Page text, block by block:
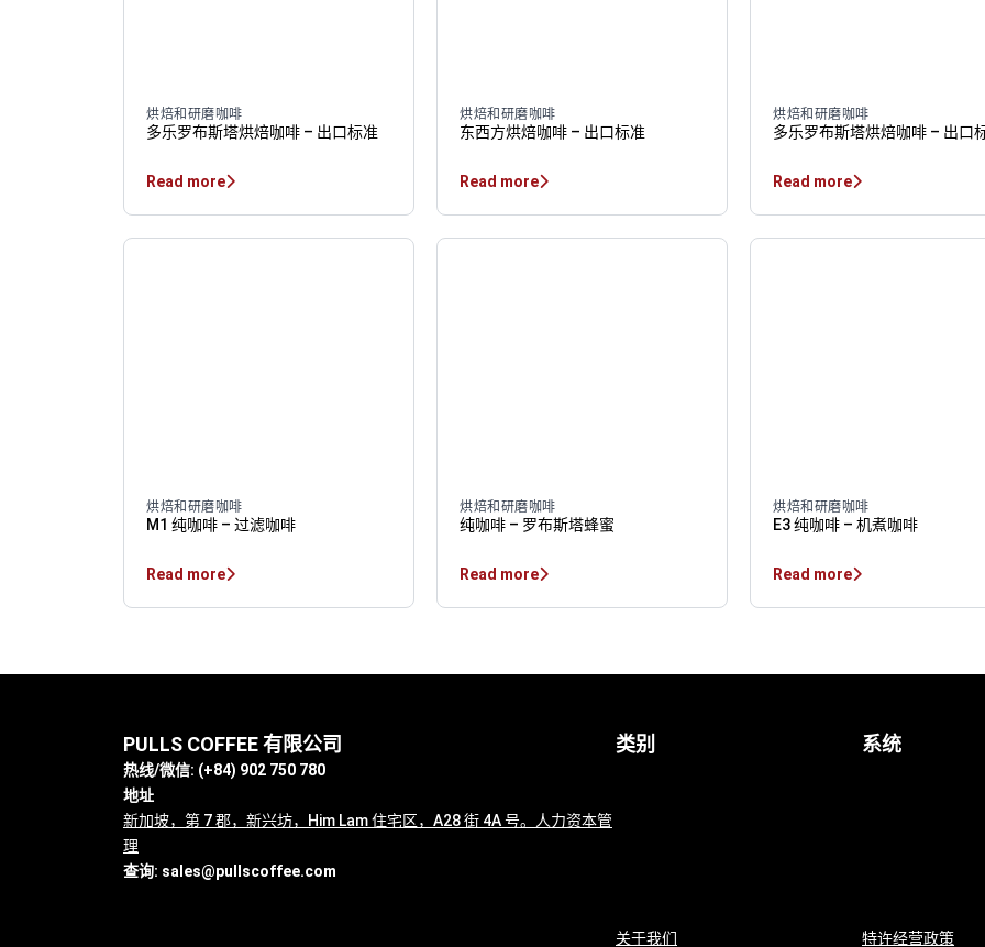
烘焙和研磨咖啡
多乐罗布斯塔烘焙咖啡 – 出口标准
Read more
烘焙和研磨咖啡
东西方烘焙咖啡 – 出口标准
Read more
烘焙和研磨咖啡
多乐罗布斯塔烘焙咖啡 – 出口
Read more
烘焙和研磨咖啡
M1 纯咖啡 – 过滤咖啡
Read more
烘焙和研磨咖啡
纯咖啡 – 罗布斯塔蜂蜜
Read more
烘焙和研磨咖啡
E3 纯咖啡 – 机煮咖啡
Read more
PULLS COFFEE 有限公司
热线/微信: (+84) 902 750 780
地址
新加坡，第 7 郡，新兴坊，Him Lam 住宅区，A28 街 4A 号。人力资本管
理
查询: sales@pullscoffee.com
类别
关于我们
系统
特许经营政策